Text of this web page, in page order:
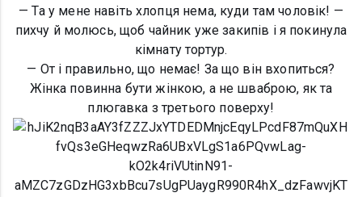
— Та у мене навіть хлопця нема, куди там чоловік! —
пихчу й молюсь, щоб чайник уже закипів і я покинула
кімнату тортур.
— От і правильно, що немає! За що він вхопиться?
Жінка повинна бути жінкою, а не шваброю, як та
плюгавка з третього поверху!